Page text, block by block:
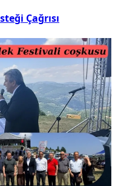
Çağrısı